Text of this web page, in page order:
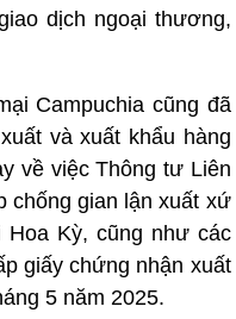
dịch ngoại thương,
Campuchia cũng đã
và xuất khẩu hàng
về việc Thông tư Liên
chống gian lận xuất xứ
Kỳ, cũng như các
giấy chứng nhận xuất
5 năm 2025.